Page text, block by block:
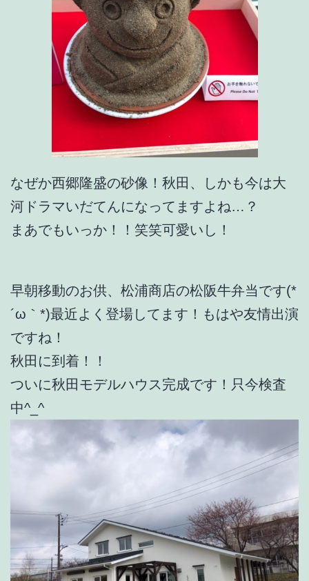
なぜか西郷隆盛の砂像！秋田、しかも今は大
河ドラマいだてんになってますよね…？
まあでもいっか！！笑笑可愛いし！
早朝移動のお供、松浦商店の松阪牛弁当です(*
´ω｀*)最近よく登場してます！もはや友情出演
ですね！
秋田に到着！！
ついに秋田モデルハウス完成です！只今検査
中^_^